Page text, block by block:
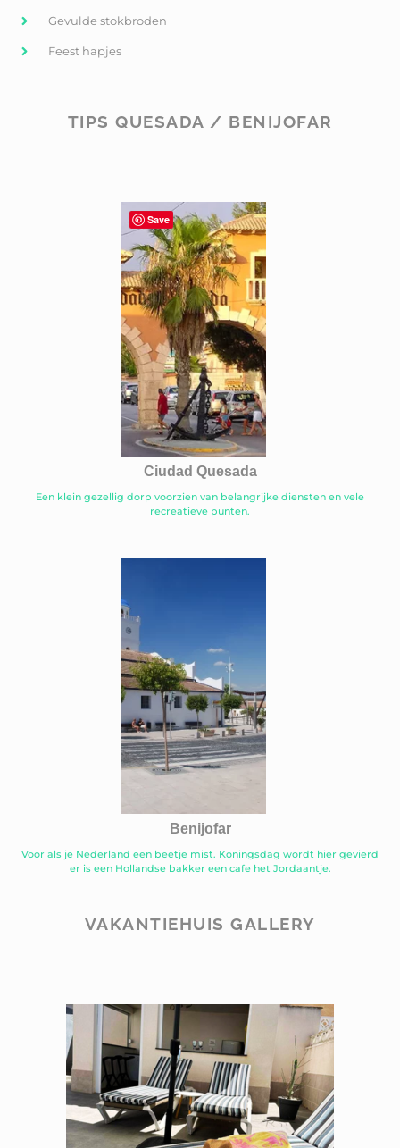
Gevulde stokbroden
Feest hapjes
TIPS QUESADA / BENIJOFAR
Ciudad Quesada
Een klein gezellig dorp voorzien van belangrijke diensten en vele
recreatieve punten.
Benijofar
Voor als je Nederland een beetje mist. Koningsdag wordt hier gevierd
er is een Hollandse bakker een cafe het Jordaantje.
VAKANTIEHUIS GALLERY
Save